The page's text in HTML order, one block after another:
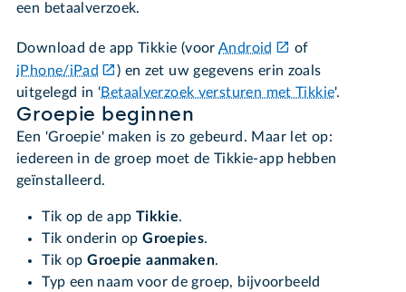
een betaalverzoek.
Download de app Tikkie (voorAndroid
of
iPhone/iPad
) en zet uw gegevens erin zoals
uitgelegd in ‘Betaalverzoek versturen met Tikkie'.
Groepie beginnen
Een 'Groepie' maken is zo gebeurd. Maar let op:
iedereen in de groep moet de Tikkie-app hebben
geïnstalleerd.
Tik op de app Tikkie.
Tik onderin opGroepies.
Tik opGroepie aanmaken.
Typ een naam voor de groep, bijvoorbeeld